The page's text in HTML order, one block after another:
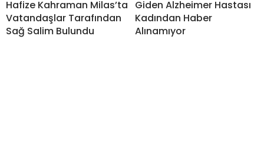
Hafize Kahraman Milas’ta
Vatandaşlar Tarafından
Sağ Salim Bulundu
Giden Alzheimer Hastası
Kadından Haber
Alınamıyor